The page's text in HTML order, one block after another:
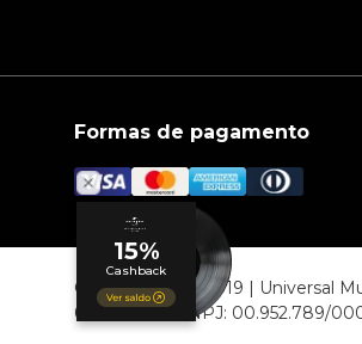
Formas de pagamento
© COPYRIGHT 2019 | Universal
06807-000 CNPJ: 00.952.789/